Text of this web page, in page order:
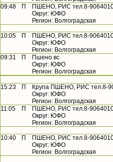
09:48
П
ПШЕНО, РИС тел.8-
Округ: ЮФО
Регион: Волгоградская
10:05 П
ПШЕНО, РИС тел.8-
Округ: ЮФО
Регион: Волгоградская
09:31
П
Пшено вс
Округ: ЮФО
Регион: Волгоградская
15:23 П
Крупа ПШЕНО, РИС тел.8-
Округ: ЮФО
Регион: Волгоградская
11:05
П
ПШЕНО, РИС тел.8-
Округ: ЮФО
Регион: Волгоградская
10:40 П
ПШЕНО, РИС тел.8-
Округ: ЮФО
Регион: Волгоградская